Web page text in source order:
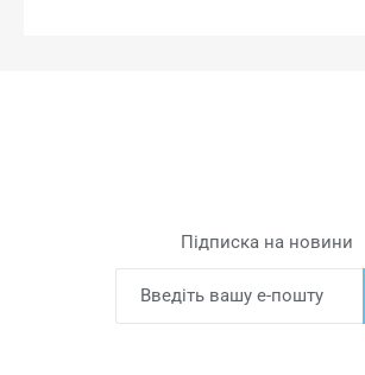
Підписка на новини